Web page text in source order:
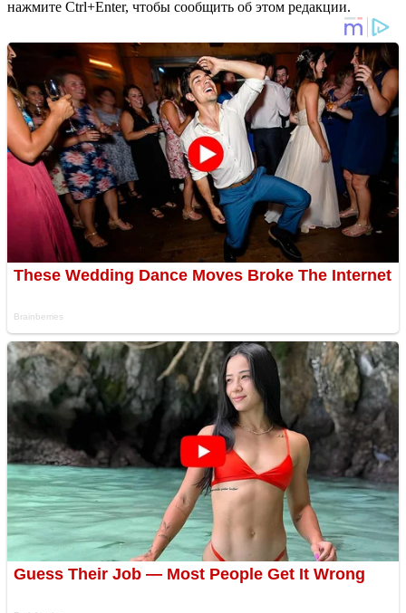
нажмите Ctrl+Enter, чтобы сообщить об этом редакции.